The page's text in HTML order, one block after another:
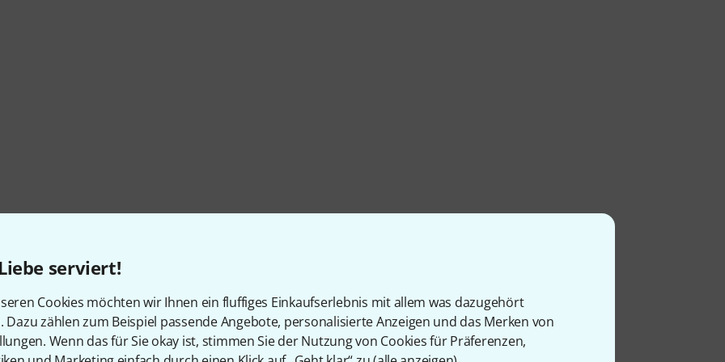
serviert!
Cookies möchten wir Ihnen ein fluffiges Einkaufserlebnis mit allem was dazugehört
Dazu zählen zum Beispiel passende Angebote, personalisierte Anzeigen und das Merken von
Wenn das für Sie okay ist, stimmen Sie der Nutzung von Cookies für Präferenzen,
Artikelnummer 484467
Farbe Rot